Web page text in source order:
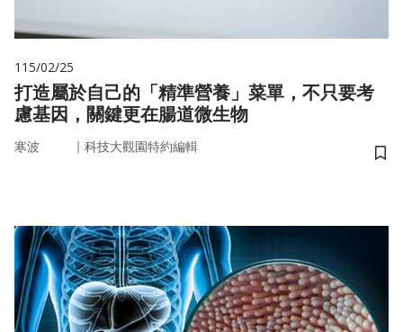
115/02/25
打造屬於自己的「精準營養」菜單，不只要考
慮基因，關鍵更在腸道微生物
寒波 ｜ 科技大觀園特約編輯
儲